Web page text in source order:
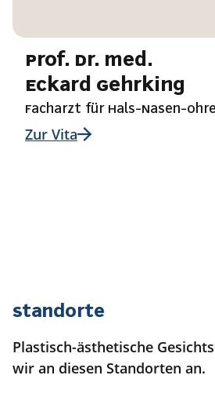
Prof. Dr. med.
Eckard Gehrking
Facharzt für Hals-Nasen-
Zur Vita
Standorte
Plastisch-ästhetische
wir an diesen Standorten an.